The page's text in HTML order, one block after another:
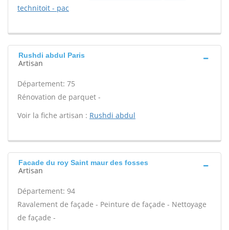
technitoit - pac
Rushdi abdul Paris
Artisan
Département: 75
Rénovation de parquet -
Voir la fiche artisan : Rushdi abdul
Facade du roy Saint maur des fosses
Artisan
Département: 94
Ravalement de façade - Peinture de façade - Nettoyage
de façade -